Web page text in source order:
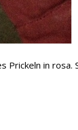
Prickeln in